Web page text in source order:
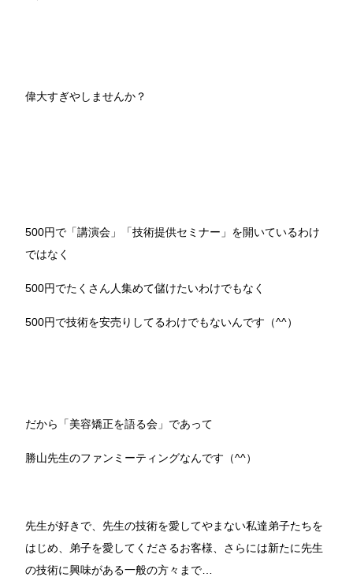
偉大すぎやしませんか？
500円で「講演会」「技術提供セミナー」を開いているわけ
ではなく
500円でたくさん人集めて儲けたいわけでもなく
500円で技術を安売りしてるわけでもないんです（^^）
だから「美容矯正を語る会」であって
勝山先生のファンミーティングなんです（^^）
先生が好きで、先生の技術を愛してやまない私達弟子たちを
はじめ、弟子を愛してくださるお客様、さらには新たに先生
の技術に興味がある一般の方々まで…